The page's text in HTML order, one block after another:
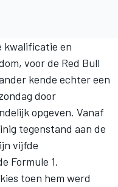
kwalificatie en
voor de Red Bull
kende echter een
door
opgeven. Vanaf
tegenstand aan de
vijfde
Formule 1.
toen hem werd